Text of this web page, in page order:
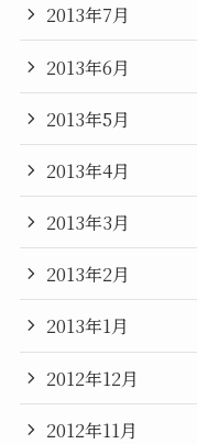
2013年7月
2013年6月
2013年5月
2013年4月
2013年3月
2013年2月
2013年1月
2012年12月
2012年11月